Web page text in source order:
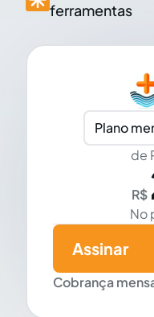
ferramentas
Plano
de
R$
No
Cobrança
Assinar